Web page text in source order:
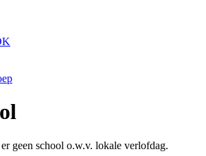
geen school o.w.v. lokale verlofdag.